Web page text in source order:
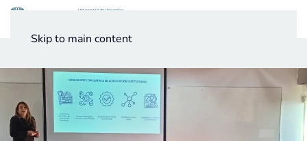
Skip to main content